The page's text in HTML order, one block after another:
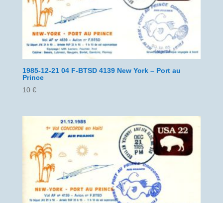
1985-12-21 04 F-BTSD 4139 New York – Port au
Prince
10 €